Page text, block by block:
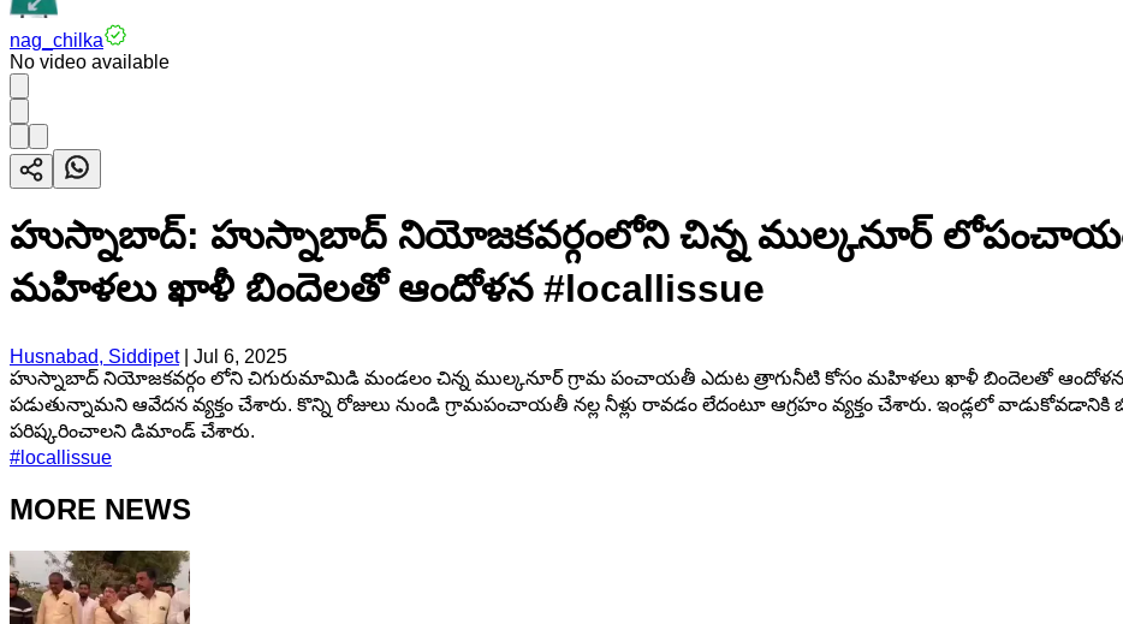
nag_chilka
No video available
హుస్నాబాద్: హుస్నాబాద్ నియోజకవర్గంలోని చిన్న ముల్కనూర్ లోపంచాయతీ
మహిళలు ఖాళీ బిందెలతో ఆందోళన #locallissue
Husnabad, Siddipet| Jul 6, 2025
హుస్నాబాద్ నియోజకవర్గం లోని చిగురుమామిడి మండలం చిన్న ముల్కనూర్ గ్రామ పంచాయతీ ఎదుట త్రాగునీటి కోసం మహిళలు ఖాళీ బిందెలతో ఆందోళన
పడుతున్నామని ఆవేదన వ్యక్తం చేశారు. కొన్ని రోజులు నుండి గ్రామపంచాయతీ నల్ల నీళ్లు రావడం లేదంటూ ఆగ్రహం వ్యక్తం చేశారు. ఇండ్లలో
పరిష్కరించాలని డిమాండ్ చేశారు.
# locallissue
MORE NEWS